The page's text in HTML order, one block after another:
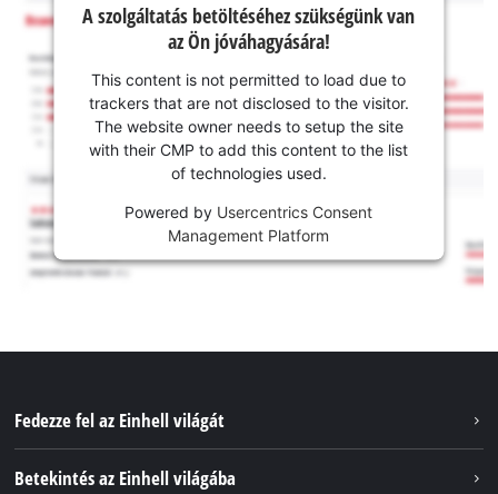
A szolgáltatás betöltéséhez szükségünk van
az Ön jóváhagyására!
This content is not permitted to load due to
trackers that are not disclosed to the visitor.
The website owner needs to setup the site
with their CMP to add this content to the list
of technologies used.
Powered by Usercentrics Consent
Management Platform
Fedezze fel az Einhell világát
Betekintés az Einhell világába